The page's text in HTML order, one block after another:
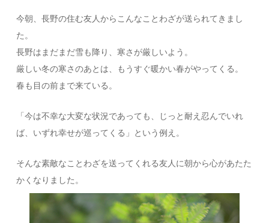
今朝、長野の住む友人からこんなことわざが送られてきまし
た。
長野はまだまだ雪も降り、寒さが厳しいよう。
厳しい冬の寒さのあとは、もうすぐ暖かい春がやってくる。
春も目の前まで来ている。
「今は不幸な大変な状況であっても、じっと耐え忍んでいれ
ば、いずれ幸せが巡ってくる」という例え。
そんな素敵なことわざを送ってくれる友人に朝から心があたた
かくなりました。